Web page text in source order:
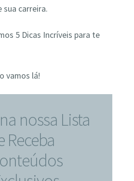
sua carreira.
5 Dicas Incríveis para te
vamos lá!
nossa Lista
Receba